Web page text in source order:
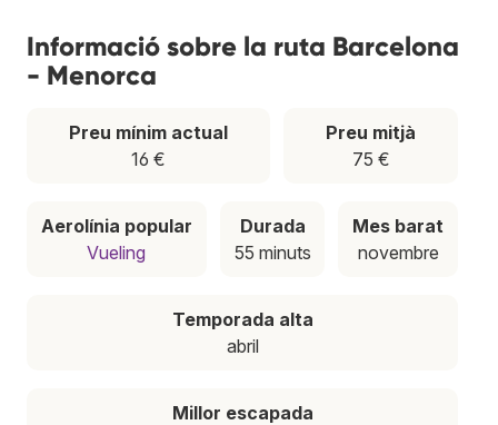
Informació sobre la ruta Barcelona
- Menorca
Preu mínim actual
16 €
Preu mitjà
75 €
Aerolínia popular
Vueling
Durada
55 minuts
Mes barat
novembre
Temporada alta
abril
Millor escapada